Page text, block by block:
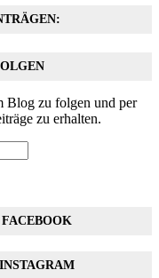
Blog zu folgen und per
zu erhalten.